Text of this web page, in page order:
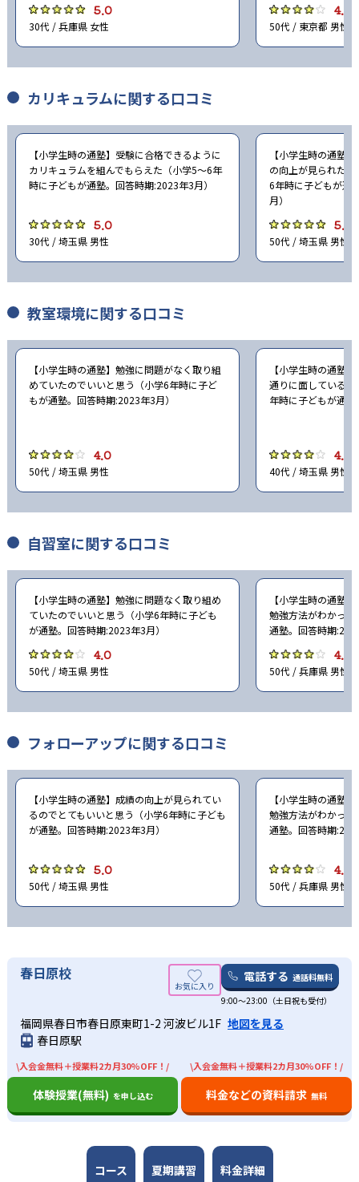
5.0
30代 / 兵庫県 女性
4.0
50代 / 東京都 男性
カリキュラムに関する口コミ
【小学生時の通塾】受験に合格できるように
カリキュラムを組んでもらえた（小学5〜6年
時に子どもが通塾。回答時期:2023年3月）
5.0
30代 / 埼玉県 男性
【小学生時の通塾
の向上が見られた
6年時に子どもが通
月）
5.0
50代 / 埼玉県 男性
教室環境に関する口コミ
【小学生時の通塾】勉強に問題がなく取り組
めていたのでいいと思う（小学6年時に子ど
もが通塾。回答時期:2023年3月）
4.0
50代 / 埼玉県 男性
【小学生時の通塾
通りに面している
年時に子どもが通
4.0
40代 / 埼玉県 男性
自習室に関する口コミ
【小学生時の通塾】勉強に問題なく取り組め
ていたのでいいと思う（小学6年時に子ども
が通塾。回答時期:2023年3月）
4.0
50代 / 埼玉県 男性
【小学生時の通塾
勉強方法がわかっ
通塾。回答時期
4.0
50代 / 兵庫県 男性
フォローアップに関する口コミ
【小学生時の通塾】成績の向上が見られてい
るのでとてもいいと思う（小学6年時に子ども
が通塾。回答時期:2023年3月）
5.0
50代 / 埼玉県 男性
【小学生時の通塾
勉強方法がわかっ
通塾。回答時期
4.0
50代 / 兵庫県 男性
春日原校 電話する 通話料無料
9:00～23:00（土日祝も受付）
福岡県春日市春日原東町1-2 河波ビル1F 地図を見る
春日原駅
\入会金無料＋授業料2カ月30%OFF！/
体験授業(無料) を申し込む
\入会金無料＋授業料2カ月30%OFF！/
料金などの資料請求 無料
コース 夏期講習 料金詳細